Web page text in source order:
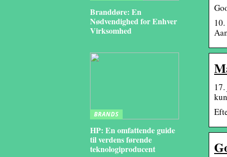
Branddøre: En
Nødvendighed for Enhver
Virksomhed
BRANDS
HP: En omfattende guide
til verdens førende
teknologiproducent